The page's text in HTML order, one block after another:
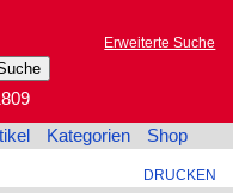
Erweiterte Suche
Kategorien Shop
DRUCKEN